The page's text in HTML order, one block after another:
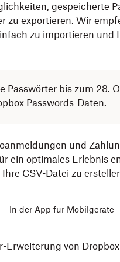
gespeicherte
zu exportieren. Wir
zu importieren und
Passwörter bis zum 28.
Passwords-Daten.
und
ein optimales Erlebnis
CSV-Datei zu
In der App für Mobilgeräte
Erweiterung von